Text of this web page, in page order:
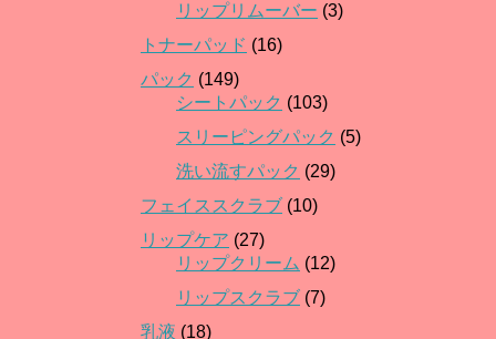
リップリムーバー (3)
トナーパッド (16)
パック (149)
シートパック (103)
スリーピングパック (5)
洗い流すパック (29)
フェイススクラブ (10)
リップケア (27)
リップクリーム (12)
リップスクラブ (7)
乳液 (18)